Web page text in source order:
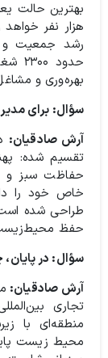
هزار نفر
رشد جمعیت و
بهره‌وری و
سؤال: برای
آرش صادقیان:
تقسیم شده:
حفاظت سبز و
خاص خود را
طراحی شده
حفظ محیط‌زیست
سؤال: در پایان،
آرش صادقیان:
تجاری
منطقه‌ای با
محیط زیست